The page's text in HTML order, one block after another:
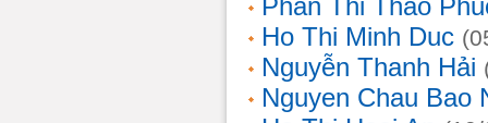
Phan Thi Thao
Ho Thi Minh Duc
Nguyễn Thanh Hải
Nguyen Chau Bao